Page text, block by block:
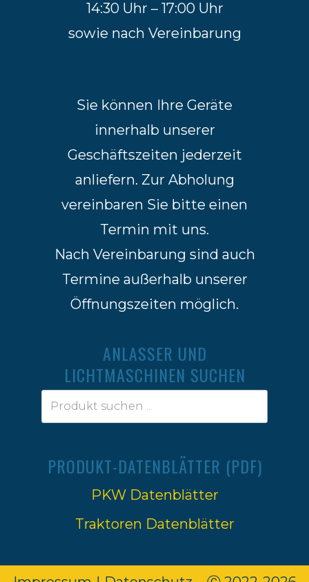
14:30 Uhr – 17:00 Uhr
sowie nach Vereinbarung
Sie können Ihre Geräte
innerhalb unserer
Geschäftszeiten jederzeit
anliefern. Zur Abholung
vereinbaren Sie bitte einen
Termin mit uns.
Nach Vereinbarung sind auch
Termine außerhalb unserer
Öffnungszeiten möglich.
ANLASSER UND
LICHTMASCHINEN SUCHEN
PRODUKT-DATENBLÄTTER (PDF)
PKW Datenblätter
Traktoren Datenblätter